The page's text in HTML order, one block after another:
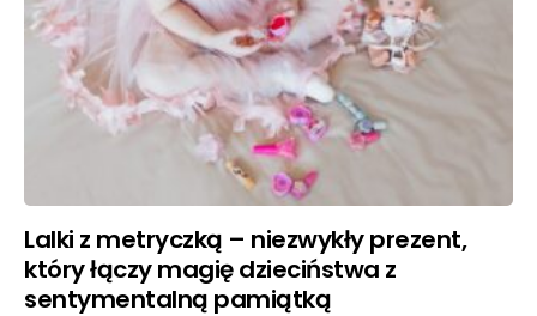
Lalki z metryczką – niezwykły prezent,
który łączy magię dzieciństwa z
sentymentalną pamiątką